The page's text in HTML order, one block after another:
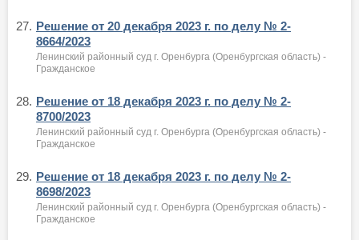
27. Решение от 20 декабря 2023 г. по делу № 2-
8664/2023
Ленинский районный суд г. Оренбурга (Оренбургская область) -
Гражданское
28. Решение от 18 декабря 2023 г. по делу № 2-
8700/2023
Ленинский районный суд г. Оренбурга (Оренбургская область) -
Гражданское
29. Решение от 18 декабря 2023 г. по делу № 2-
8698/2023
Ленинский районный суд г. Оренбурга (Оренбургская область) -
Гражданское